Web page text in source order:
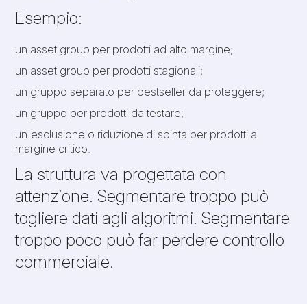
Esempio:
un asset group per prodotti ad alto margine;
un asset group per prodotti stagionali;
un gruppo separato per bestseller da proteggere;
un gruppo per prodotti da testare;
un'esclusione o riduzione di spinta per prodotti a
margine critico.
La struttura va progettata con
attenzione. Segmentare troppo può
togliere dati agli algoritmi. Segmentare
troppo poco può far perdere controllo
commerciale.